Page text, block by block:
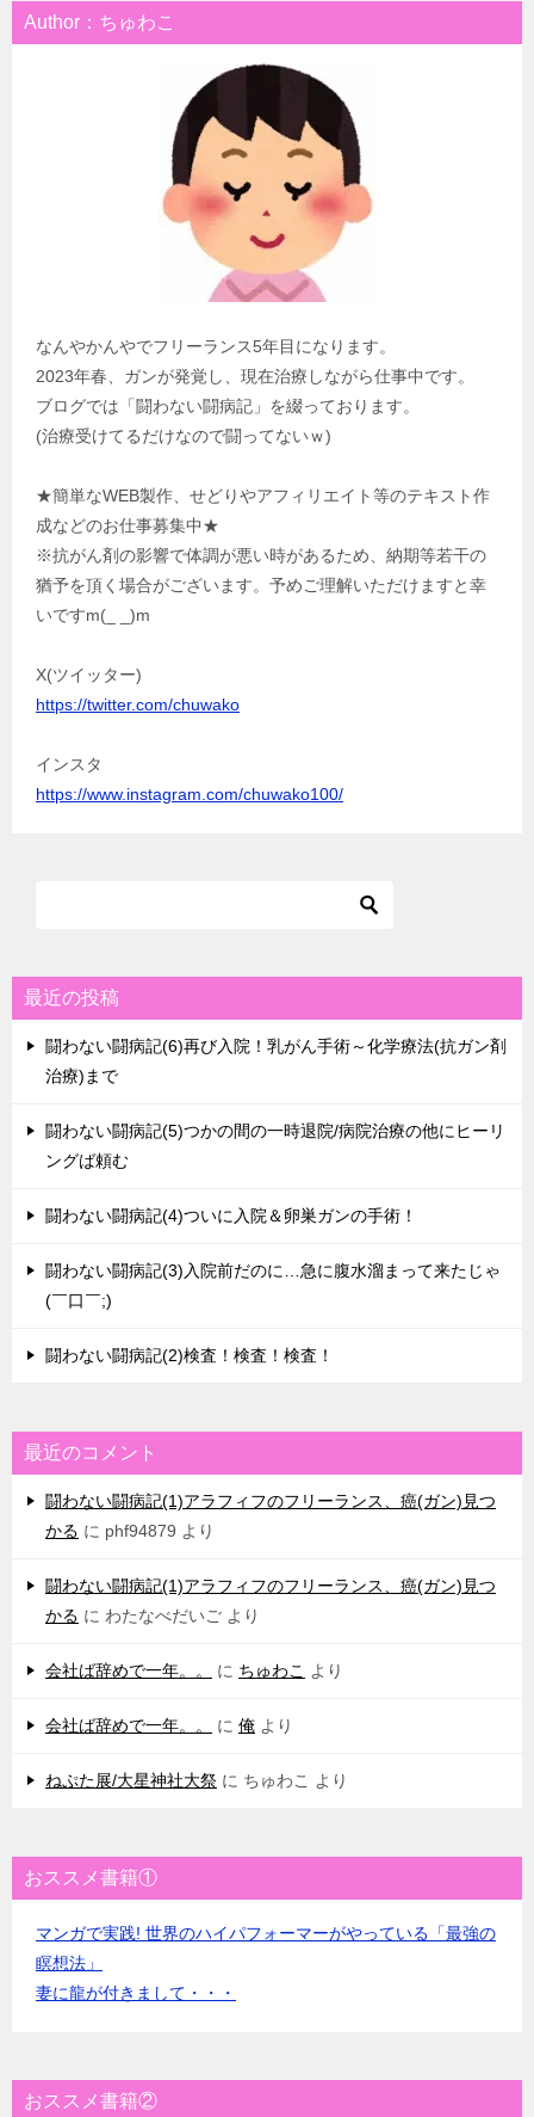
Author：ちゅわこ
なんやかんやでフリーランス5年目になります。
2023年春、ガンが発覚し、現在治療しながら仕事中です。
ブログでは「闘わない闘病記」を綴っております。
(治療受けてるだけなので闘ってないｗ)
★簡単なWEB製作、せどりやアフィリエイト等のテキスト作
成などのお仕事募集中★
※抗がん剤の影響で体調が悪い時があるため、納期等若干の
猶予を頂く場合がございます。予めご理解いただけますと幸
いですm(_ _)m
X(ツイッター)
https://twitter.com/chuwako
インスタ
https://www.instagram.com/chuwako100/
最近の投稿
闘わない闘病記(6)再び入院！乳がん手術～化学療法(抗ガン剤
治療)まで
闘わない闘病記(5)つかの間の一時退院/病院治療の他にヒーリ
ングば頼む
闘わない闘病記(4)ついに入院＆卵巣ガンの手術！
闘わない闘病記(3)入院前だのに…急に腹水溜まって来たじゃ
(￣口￣;)
闘わない闘病記(2)検査！検査！検査！
最近のコメント
闘わない闘病記(1)アラフィフのフリーランス、癌(ガン)見つ
かる に phf94879 より
闘わない闘病記(1)アラフィフのフリーランス、癌(ガン)見つ
かる に わたなべだいご より
会社ば辞めで一年。。 に ちゅわこ より
会社ば辞めで一年。。 に 俺 より
ねぷた展/大星神社大祭 に ちゅわこ より
おススメ書籍①
マンガで実践! 世界のハイパフォーマーがやっている「最強の
瞑想法」
妻に龍が付きまして・・・
おススメ書籍②